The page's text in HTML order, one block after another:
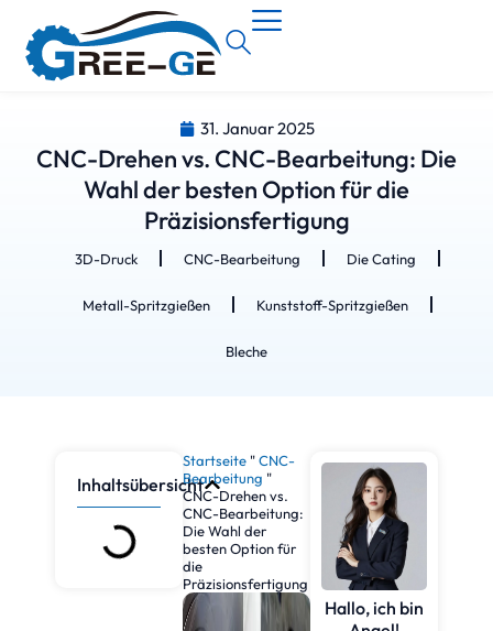
31. Januar 2025
CNC-Drehen vs. CNC-Bearbeitung: Die
Wahl der besten Option für die
Präzisionsfertigung
3D-Druck CNC-Bearbeitung Die Cating
Metall-Spritzgießen Kunststoff-Spritzgießen
Bleche
Inhaltsübersicht
Startseite "CNC-
Bearbeitung "
CNC-Drehen vs.
CNC-Bearbeitung:
Die Wahl der
besten Option für
die
Präzisionsfertigung
Hallo, ich bin